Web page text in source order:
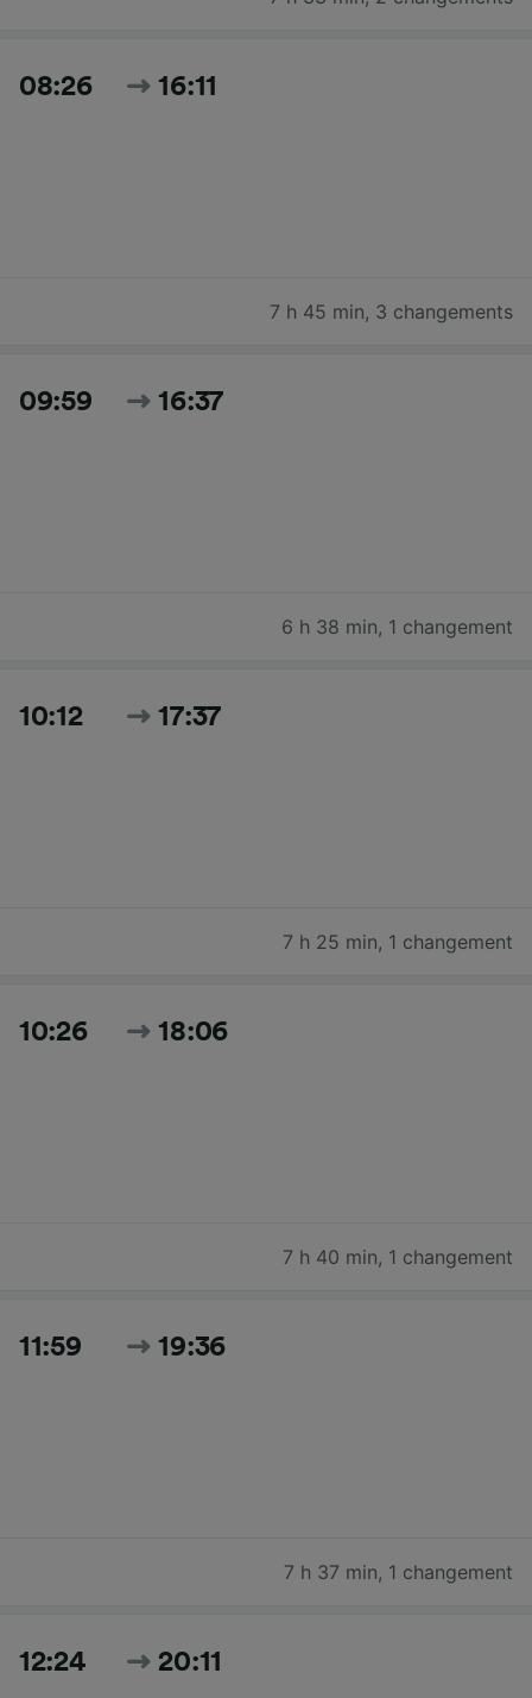
08:26 16:11
7 h 45 min, 3 changements
09:59 16:37
6 h 38 min, 1 changement
10:12 17:37
7 h 25 min, 1 changement
10:26 18:06
7 h 40 min, 1 changement
11:59 19:36
7 h 37 min, 1 changement
12:24 20:11